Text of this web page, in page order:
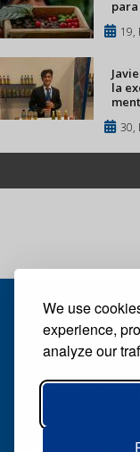
We use
experience,
analyze our
19,
la
30,
Recibe nuestro
Suscribirse